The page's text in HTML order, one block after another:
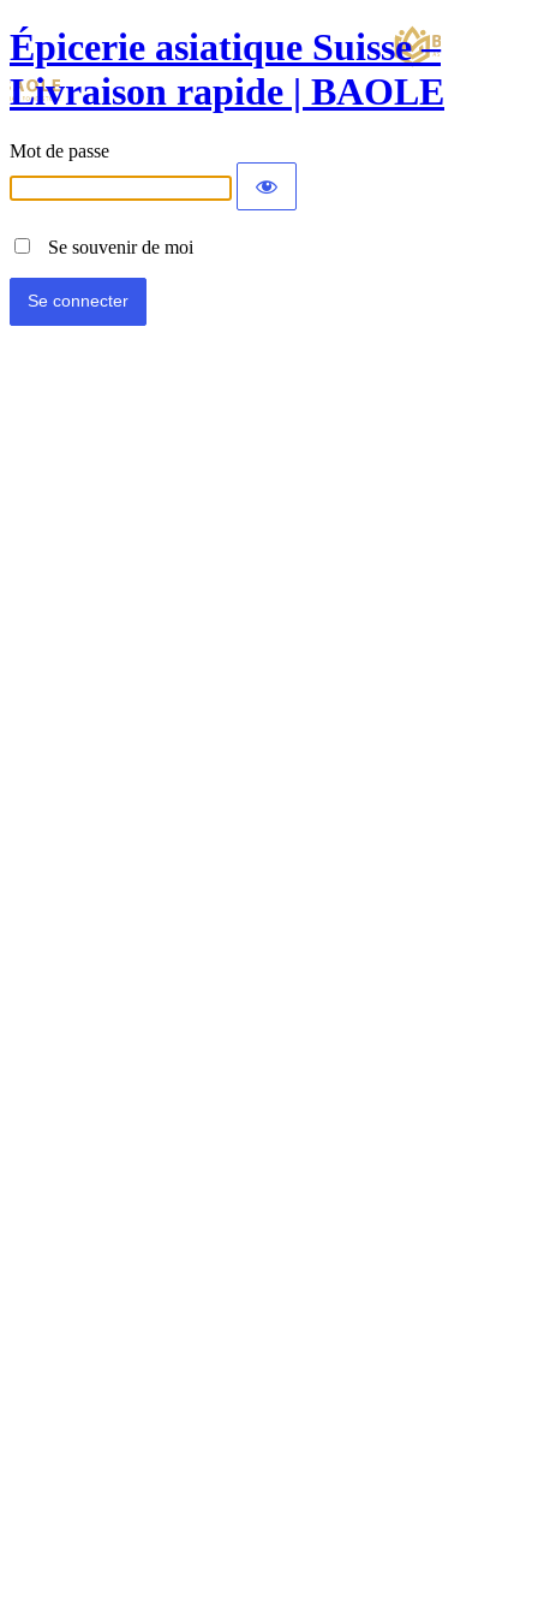
Épicerie asiatique Suisse –
Livraison rapide | BAOLE
Mot de passe
Se souvenir de moi